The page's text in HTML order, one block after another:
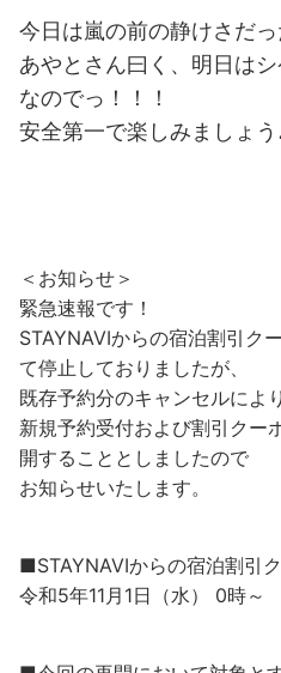
今日は嵐の前の静けさだっ
あやとさん曰く、明日は
なのでっ！！！
安全第一で楽しみましょう
＜お知らせ＞
緊急速報です！
STAYNAVIからの宿泊割引ク
て停止しておりましたが、
既存予約分のキャンセルによ
新規予約受付および割引クー
開することとしましたので
お知らせいたします。
■STAYNAVIからの宿泊割引
令和5年11月1日（水） 0時～